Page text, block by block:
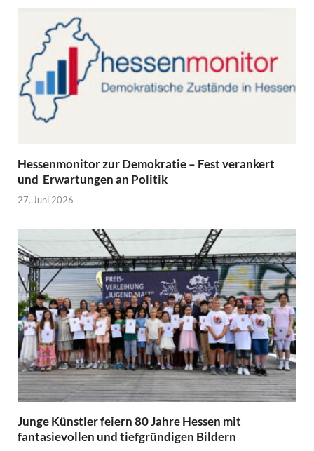
Hessenmonitor zur Demokratie – Fest verankert
und Erwartungen an Politik
27. Juni 2026
Junge Künstler feiern 80 Jahre Hessen mit
fantasievollen und tiefgründigen Bildern